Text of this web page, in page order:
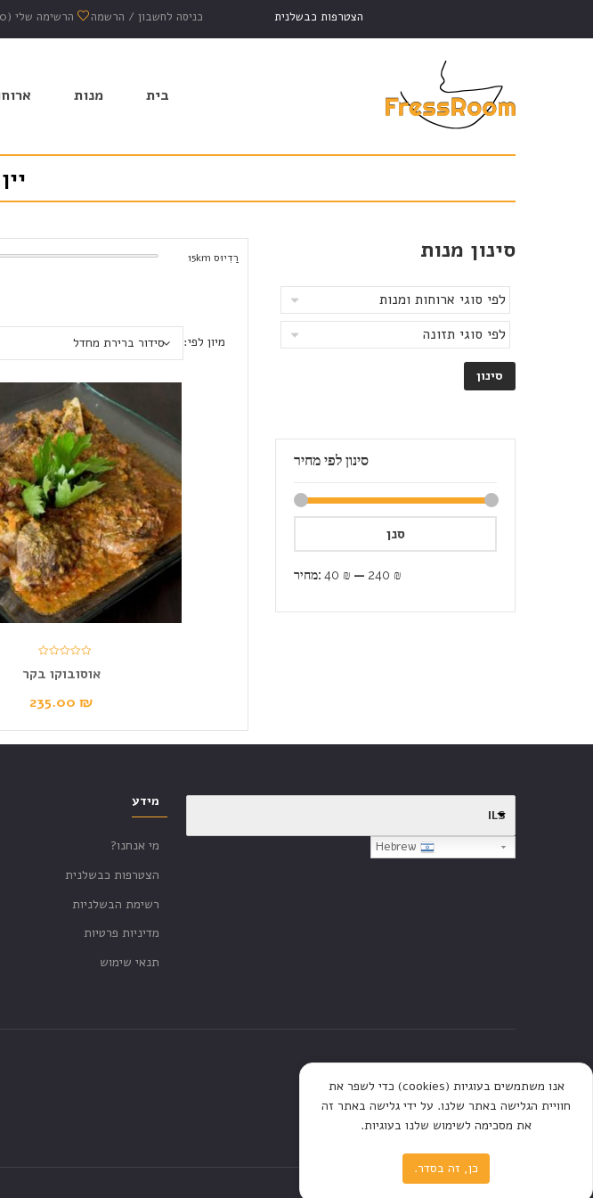
הצטרפות כבשלנית כניסה לחשבון / הרשמה הרשימה שלי (0)
בית מנות
רַדִיוּס 15km
מיון לפי: סידור ברירת מחדל
אוסובוקו בקר
235.00 ₪
סינון מנות
סינון לפי מחיר
סנן
מחיר: 40 ₪ — 240 ₪
מידע
מי אנחנו?
הצטרפות כבשלנית
רשימת הבשלניות
מדיניות פרטיות
תנאי שימוש
ILS
כתבות
אנו משתמשים בעוגיות (cookies) כדי לשפר את
חוויית הגלישה באתר שלנו. על ידי גלישה באתר זה
את מסכימה לשימוש שלנו בעוגיות.
כן, זה בסדר.